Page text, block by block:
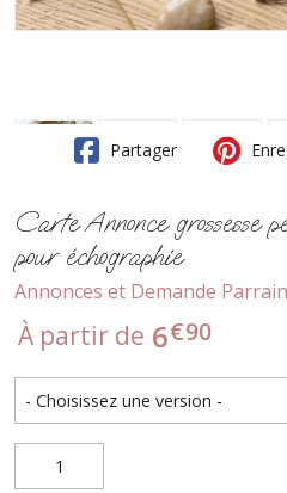
Partager
Carte Annonce grossesse
pour échographie
Annonces et Demande
À partir de 6€90